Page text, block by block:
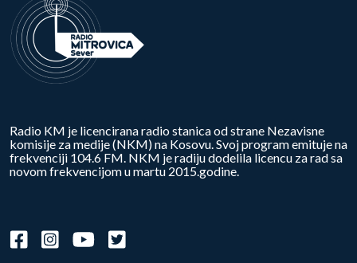
Radio KM je licencirana radio stanica od strane Nezavisne
komisije za medije (NKM) na Kosovu. Svoj program emituje na
frekvenciji 104.6 FM. NKM je radiju dodelila licencu za rad sa
novom frekvencijom u martu 2015.godine.